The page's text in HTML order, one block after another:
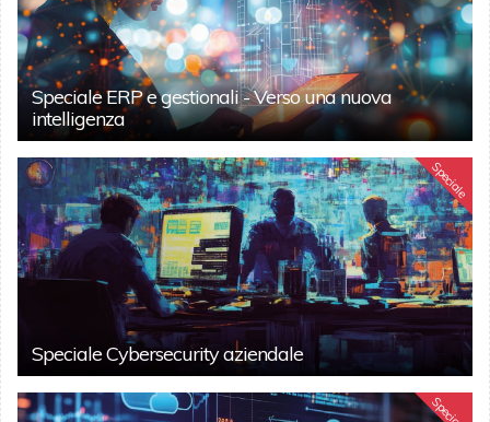
Speciale ERP e gestionali - Verso una nuova
intelligenza
Speciale
Speciale Cybersecurity aziendale